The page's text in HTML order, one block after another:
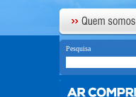
Pesquisa